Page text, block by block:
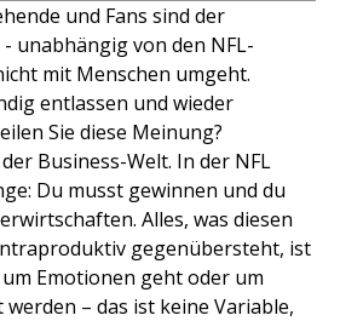
und Fans sind der
unabhängig von den NFL-
mit Menschen umgeht.
entlassen und wieder
Sie diese Meinung?
Business-Welt. In der NFL
Du musst gewinnen und du
Alles, was diesen
gegenübersteht, ist
Emotionen geht oder um
– das ist keine Variable,